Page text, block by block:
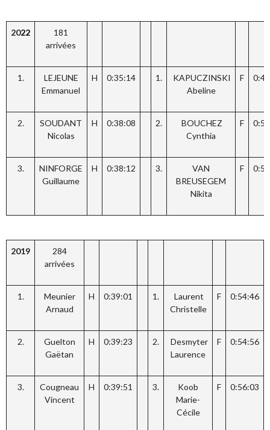
2022
181
arrivées
1.
LEJEUNE
Emmanuel
H 0:35:14 1.
KAPUCZINSKI
Abeline
F
2.
SOUDANT
Nicolas
H 0:38:08 2.
BOUCHEZ
Cynthia
F
3.
NINFORGE
Guillaume
H 0:38:12 3.
VAN
BREUSEGEM
Nikita
F
2019
284
arrivées
1.
Meunier
Arnaud
H 0:39:01 1.
Laurent
Christelle
F 0:54:46
2.
Guelton
Gaëtan
H 0:39:23 2.
Desmyter
Laurence
F 0:54:56
3.
Cougneau
Vincent
H 0:39:51 3.
Koob
Marie-
Cécile
F 0:56:03